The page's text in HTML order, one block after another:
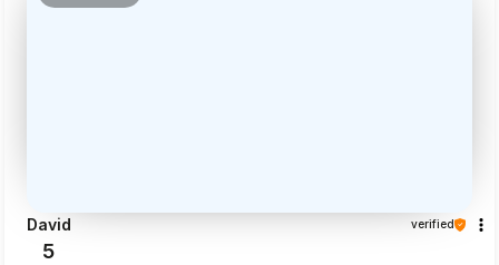
David verified
5